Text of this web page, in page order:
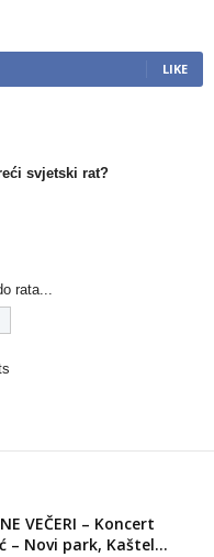
LIKE
svjetski rat?
rata...
VEČERI – Koncert
– Novi park, Kaštel...